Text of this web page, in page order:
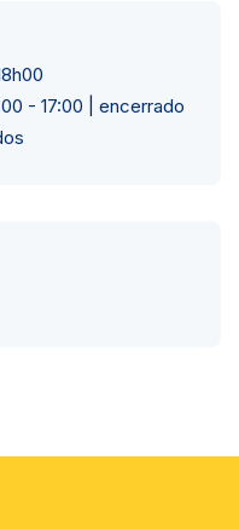
- 17:00 | encerrado